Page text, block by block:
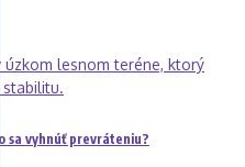
sa vyhnúť prevráteniu?